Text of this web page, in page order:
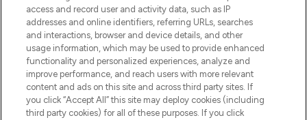
verzending vanaf €40.
Cookie-toestemming
Do Not Sell or Share My Personal
Information
HELP & INFORMATIE
access and record user and activity data, such as IP
addresses and online identifiers, referring URLs, searches
and interactions, browser and device details, and other
usage information, which may be used to provide enhanced
functionality and personalized experiences, analyze and
improve performance, and reach users with more relevant
content and ads on this site and across third party sites. If
you click “Accept All” this site may deploy cookies (including
third party cookies) for all of these purposes. If you click